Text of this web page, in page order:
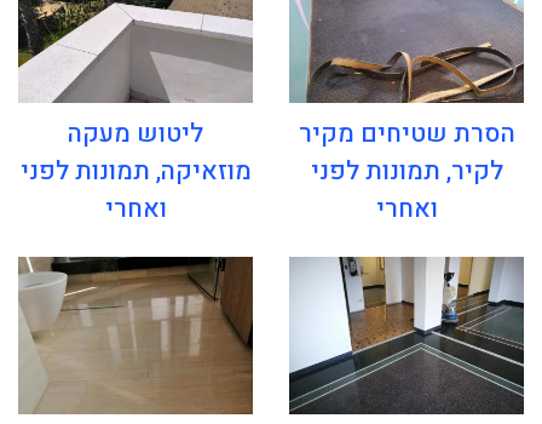
הסרת שטיחים מקיר
לקיר, תמונות לפני
ואחרי
ליטוש מעקה
מוזאיקה, תמונות לפני
ואחרי